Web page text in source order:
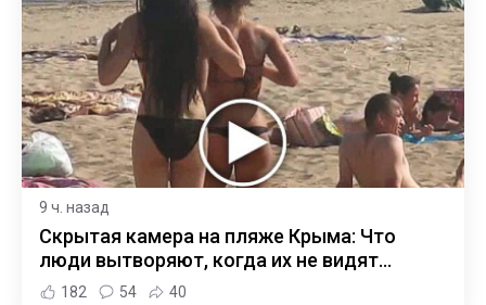
9 ч. назад
Скрытая камера на пляже Крыма: Что
люди вытворяют, когда их не видят...
182 54 40